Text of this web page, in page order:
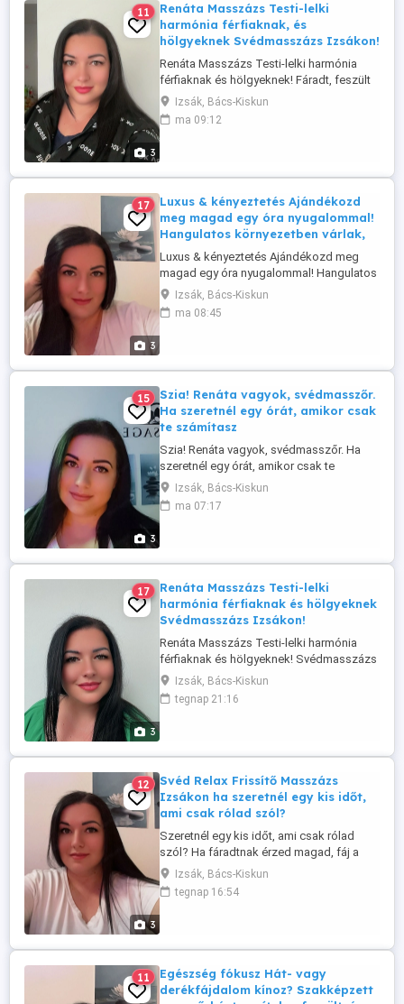
3
11
Renáta Masszázs Testi-lelki
harmónia férfiaknak, és
hölgyeknek Svédmasszázs Izsákon!
Renáta Masszázs Testi-lelki harmónia
férfiaknak és hölgyeknek! Fáradt, feszült
vagy? Ideje megállni egy pillanatra, és
törődni önmagaddal! Professzionális
svédmasszázs, amely segít: -Ellazulni a
vérkeringést -.Feltölteni ...
Izsák, Bács-Kiskun
ma 09:12
3
17
Luxus & kényeztetés Ajándékozd
meg magad egy óra nyugalommal!
Hangulatos környezetben várlak,
Luxus & kényeztetés Ajándékozd meg
magad egy óra nyugalommal! Hangulatos
környezetben várlak, ahol minden rólad
szól. Svédmasszázs stresszoldás,
pihenés, feltöltődés. A diszkréció
Viberen, WhatsAppon, telefonon vagy itt
üzenetben. Elérhetőségem: ...
Izsák, Bács-Kiskun
ma 08:45
3
15
Szia! Renáta vagyok, svédmasszőr.
Ha szeretnél egy órát, amikor csak
te számítasz
Szia! Renáta vagyok, svédmasszőr. Ha
szeretnél egy órát, amikor csak te
számítasz, keress bátran! Stresszoldás
Fájdalomcsillapítás Teljes kikapcsolódás
Bejelentkezés: 30 783-4730 viberen,
miatt ÚJRA IZSÁKON LESZEK, AHOL ...
Izsák, Bács-Kiskun
ma 07:17
3
17
Renáta Masszázs Testi-lelki
harmónia férfiaknak és hölgyeknek
Svédmasszázs Izsákon!
Renáta Masszázs Testi-lelki harmónia
férfiaknak és hölgyeknek! Svédmasszázs
Izsákon! Fáradt, feszült vagy? Ideje
megállni egy pillanatra, és törődni
önmagaddal! Professzionális
stressz után Oldani az izomfeszültséget
Izsák, Bács-Kiskun
tegnap 21:16
3
12
Svéd Relax Frissítő Masszázs
Izsákon ha szeretnél egy kis időt,
ami csak rólad szól?
Szeretnél egy kis időt, ami csak rólad
szól? Ha fáradtnak érzed magad, fáj a
hátad, vagy egyszerűen csak
kikapcsolódásra vágysz, várlak
szeretettel Izsákon, ahol test és lélek
masszázs az izmok ellazítására, keringés
javítására ...
Izsák, Bács-Kiskun
tegnap 16:54
11
Egészség fókusz Hát- vagy
derékfájdalom kínoz? Szakképzett